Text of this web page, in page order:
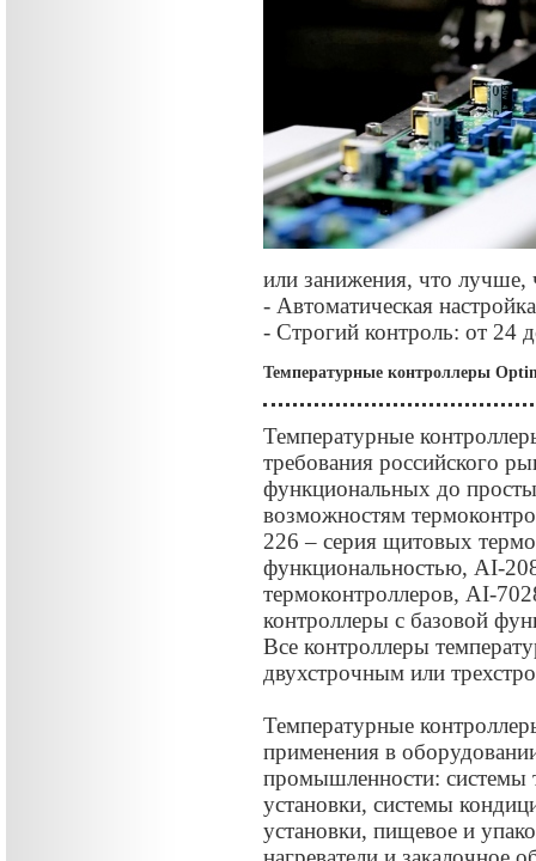
или занижения, что
- Автоматическая
- Строгий контроль: от 24
Температурные контроллеры
Температурные
требования российского
функциональных до
возможностям
226 – серия щитовых
функциональностью, AI-
термоконтроллеров, AI-
контроллеры с базовой
Все контроллеры
двухстрочным или
Температурные
применения в
промышленности: системы
установки, системы
установки, пищевое и